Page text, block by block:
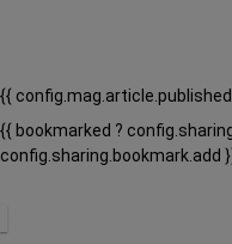
{{
{{ bookmarked ?
config.sharing.bookmark.add